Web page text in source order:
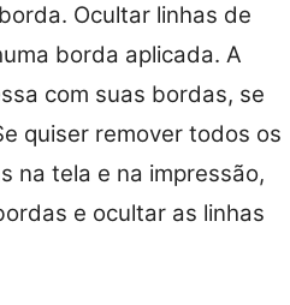
Ocultar linhas de
borda aplicada. A
com suas bordas, se
quiser remover todos os
na tela e na impressão,
e ocultar as linhas